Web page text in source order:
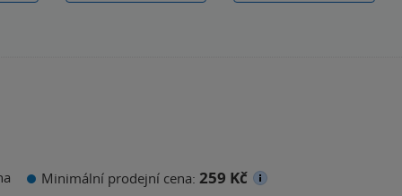
Minimální prodejní cena: 259 Kč